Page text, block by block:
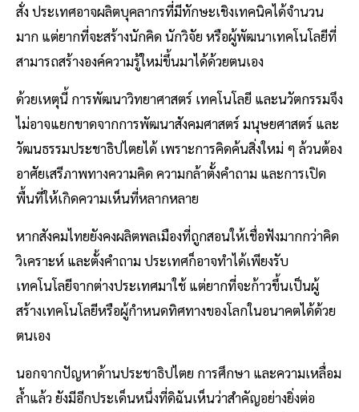
สั่ง ประเทศอาจผลิตบุคลากรที่มีทักษะเชิงเทคนิคได้จำนวน
มาก แต่ยากที่จะสร้างนักคิด นักวิจัย หรือผู้พัฒนาเทคโนโลยีที่
สามารถสร้างองค์ความรู้ใหม่ขึ้นมาได้ด้วยตนเอง
ด้วยเหตุนี้ การพัฒนาวิทยาศาสตร์ เทคโนโลยี และนวัตกรรมจึง
ไม่อาจแยกขาดจากการพัฒนาสังคมศาสตร์ มนุษยศาสตร์ และ
วัฒนธรรมประชาธิปไตยได้ เพราะการคิดค้นสิ่งใหม่ ๆ ล้วนต้อง
อาศัยเสรีภาพทางความคิด ความกล้าตั้งคำถาม และการเปิด
พื้นที่ให้เกิดความเห็นที่หลากหลาย
หากสังคมไทยยังคงผลิตพลเมืองที่ถูกสอนให้เชื่อฟังมากกว่าคิด
วิเคราะห์ และตั้งคำถาม ประเทศก็อาจทำได้เพียงรับ
เทคโนโลยีจากต่างประเทศมาใช้ แต่ยากที่จะก้าวขึ้นเป็นผู้
สร้างเทคโนโลยีหรือผู้กำหนดทิศทางของโลกในอนาคตได้ด้วย
ตนเอง
นอกจากปัญหาด้านประชาธิปไตย การศึกษา และความเหลื่อม
ล้ำแล้ว ยังมีอีกประเด็นหนึ่งที่ดิฉันเห็นว่าสำคัญอย่างยิ่งต่อ